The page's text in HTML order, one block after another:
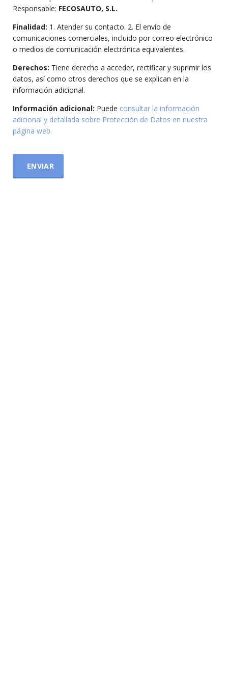
Responsable: FECOSAUTO, S.L.
Finalidad: 1. Atender su contacto. 2. El envío de
comunicaciones comerciales, incluido por correo electrónico
o medios de comunicación electrónica equivalentes.
Derechos: Tiene derecho a acceder, rectificar y suprimir los
datos, así como otros derechos que se explican en la
información adicional.
Información adicional: Puede consultar la información
adicional y detallada sobre Protección de Datos en nuestra
página web.
ENVIAR